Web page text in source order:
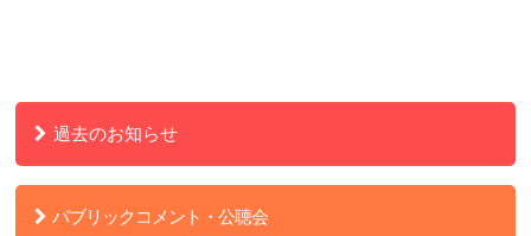
過去のお知らせ
パブリックコメント・公聴会